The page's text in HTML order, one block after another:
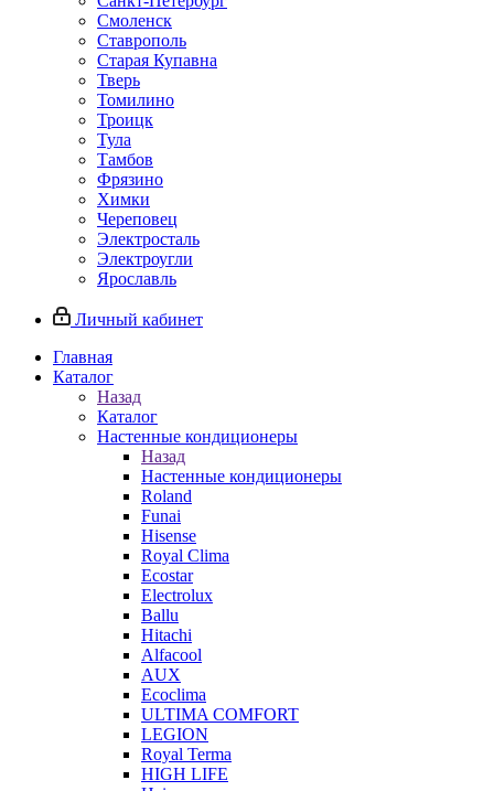
Смоленск
Ставрополь
Старая Купавна
Тверь
Томилино
Троицк
Тула
Тамбов
Фрязино
Химки
Череповец
Электросталь
Электроугли
Ярославль
Личный кабинет
Главная
Каталог
Назад
Каталог
Настенные кондиционеры
Назад
Настенные кондиционеры
Roland
Funai
Hisense
Royal Clima
Ecostar
Electrolux
Ballu
Hitachi
Alfacool
AUX
Ecoclima
ULTIMA COMFORT
LEGION
Royal Terma
HIGH LIFE